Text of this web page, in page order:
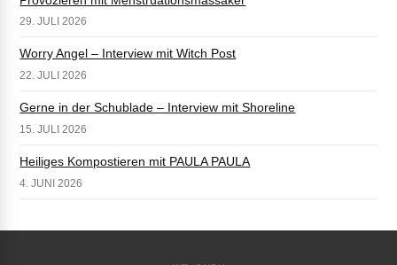
29. JULI 2026
Worry Angel – Interview mit Witch Post
22. JULI 2026
Gerne in der Schublade – Interview mit Shoreline
15. JULI 2026
Heiliges Kompostieren mit PAULA PAULA
4. JUNI 2026